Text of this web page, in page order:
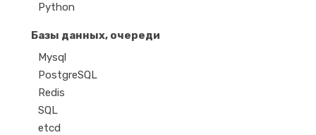
Python
Базы данных, очереди
Mysql
PostgreSQL
Redis
SQL
etcd